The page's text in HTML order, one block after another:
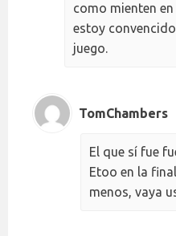
como mienten
estoy
juego.
TomChambers
El que sí fue
Etoo en la
menos, vaya